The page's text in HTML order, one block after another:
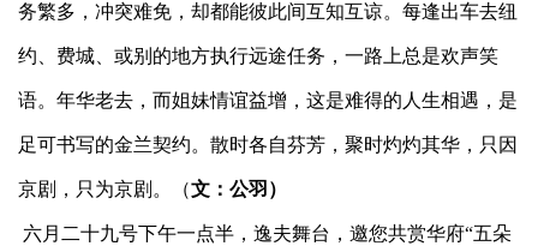
务繁多，冲突难免，却都能彼此间互知互谅。每逢出车去纽
约、费城、或别的地方执行远途任务，一路上总是欢声笑
语。年华老去，而姐妹情谊益增，这是难得的人生相遇，是
足可书写的金兰契约。散时各自芬芳，聚时灼灼其华，只因
京剧，只为京剧。（文：公羽）
六月二十九号下午一点半，逸夫舞台，邀您共赏华府“五朵